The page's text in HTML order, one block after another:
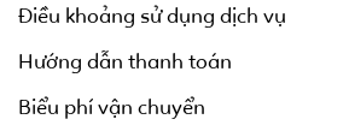
Điều khoảng sử dụng dịch vụ
Hướng dẫn thanh toán
Biểu phí vận chuyển